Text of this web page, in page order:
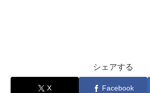
シェアする
X Facebook